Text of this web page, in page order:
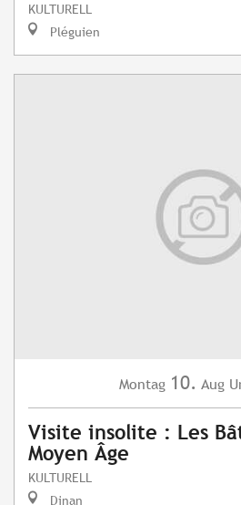
KULTURELL
Pléguien
Montag 10. Aug
Visite insolite : Les
Moyen Âge
KULTURELL
Dinan